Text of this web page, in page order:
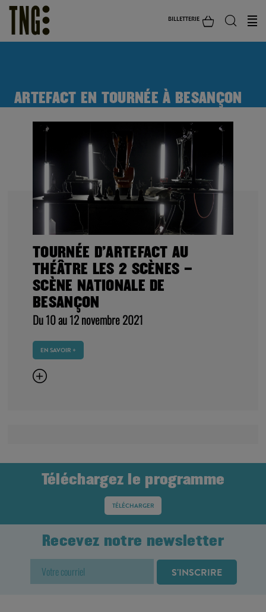
BILLETTERIE
ARTEFACT EN TOURNÉE À BESANÇON
TOURNÉE D’ARTEFACT AU
THÉÂTRE LES 2 SCÈNES –
SCÈNE NATIONALE DE
BESANÇON
Du 10 au 12 novembre 2021
EN SAVOIR +
Téléchargez le programme
TÉLÉCHARGER
Recevez notre newsletter